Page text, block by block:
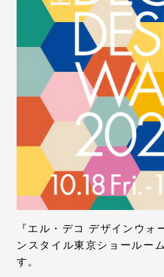
お知らせ
カタログを見る
よくあるご質問
お問い合わせ
サポート
LANGUAGE :
JP
EN
『エル・デコ デザインウォ
ンスタイル東京ショールー
す。